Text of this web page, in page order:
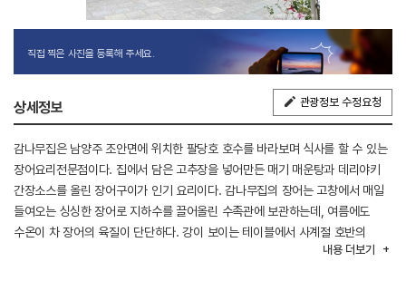
직접 찍은 사진을 등록해 주세요.
상세정보 관광정보 수정요청
감나무집은 남양주 조안면에 위치한 팔당호 호수를 바라보며 식사를 할 수 있는
장어요리전문점이다. 집에서 담은 고추장을 넣어만든 매기 매운탕과 데리야키
간장소스를 올린 장어구이가 인기 요리이다. 감나무집의 장어는 고창에서 매일
들여오는 싱싱한 장어로 지하수를 끌어올린 수족관에 보관하는데, 여름에도
수온이 차 장어의 육질이 단단하다. 강이 보이는 테이블에서 사계절 호반의
내용 더보기